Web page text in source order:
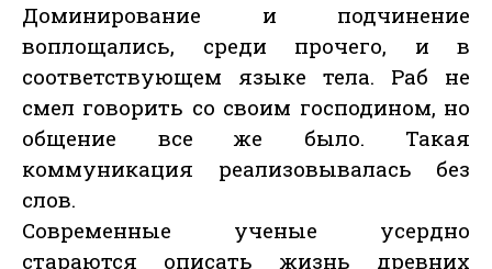
Доминирование и подчинение
воплощались, среди прочего, и в
соответствующем языке тела. Раб не
смел говорить со своим господином, но
общение все же было. Такая
коммуникация реализовывалась без
слов.
Современные ученые усердно
стараются описать жизнь древних